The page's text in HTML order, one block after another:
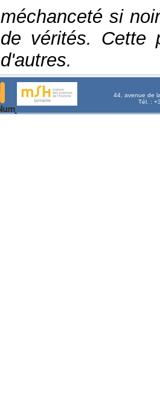
méchanceté si
de vérités. Cette
d'autres.
44, avenue de
Tél. :